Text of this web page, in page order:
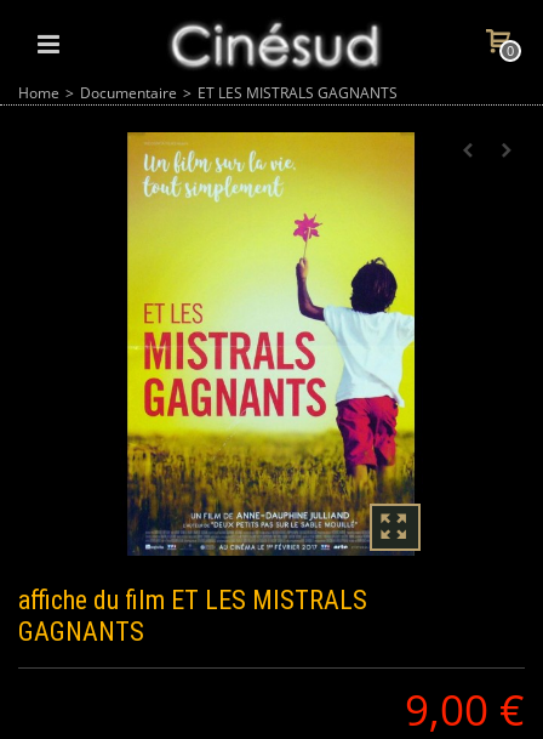
0
Home > Documentaire > ET LES MISTRALS GAGNANTS
affiche du film ET LES MISTRALS
GAGNANTS
9,00 €